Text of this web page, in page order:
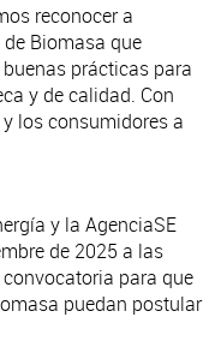
reconocer a
Biomasa que
prácticas para
y de calidad. Con
los consumidores a
y la AgenciaSE
de 2025 a las
para que
puedan postular